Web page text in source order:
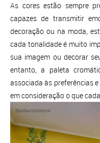
As cores estão sempre
capazes de transmitir
decoração ou na moda,
cada tonalidade é muito
sua imagem ou decorar
entanto, a paleta
associada às preferências
em consideração o que